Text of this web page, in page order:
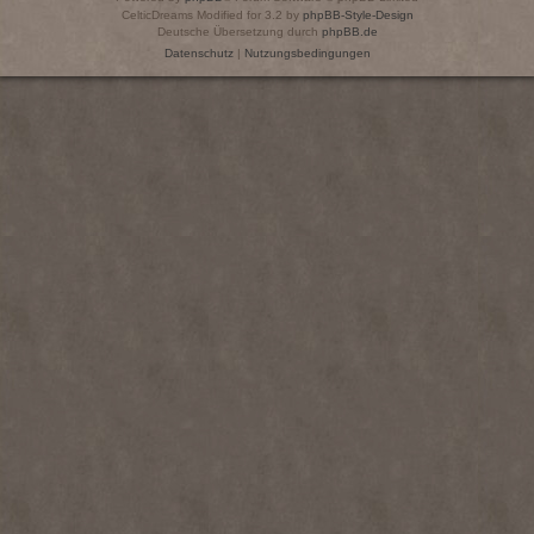
CelticDreams Modified for 3.2 by phpBB-Style-Design
Deutsche Übersetzung durch phpBB.de
Datenschutz| Nutzungsbedingungen